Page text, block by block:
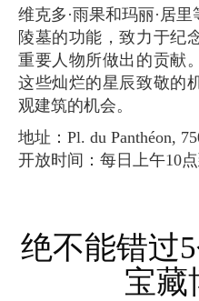
维克多·雨果和玛丽·居
陵墓的功能，致力于纪
重要人物所做出的贡献
这些灿烂的星辰致敬的
观建筑的机会。
地址：Pl. du Panthéon,
开放时间：每日上午10
绝不能错过5个必访的隐藏
宝藏